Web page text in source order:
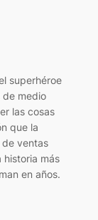
superhéroe
de medio
las cosas
que la
ventas
historia más
en años.